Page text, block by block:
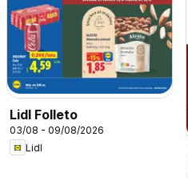
Lidl Folleto
03/08 - 09/08/2026
Lidl